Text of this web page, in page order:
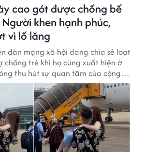
cao gót được chồng bế
khen hạnh phúc,
vì lố lăng
đàn mạng xã hội đang chia sẻ loạt
chồng trẻ khi họ cùng xuất hiện ở
thu hút sự quan tâm của cộng